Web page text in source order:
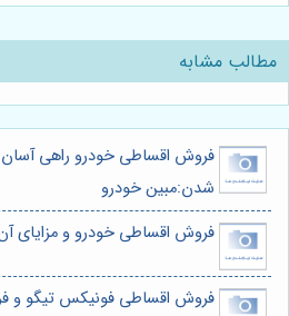
مطالب مشابه
فروش اقساطی خودرو راهی
شدن:مبین خودرو
فروش اقساطی خودرو و مزایای
فروش اقساطی فونیکس تیگو و